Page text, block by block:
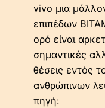
vivo μια
επιπέδων
ορό είναι
σημαντικές
θέσεις εντός
ανθρώπινων
πηγή: